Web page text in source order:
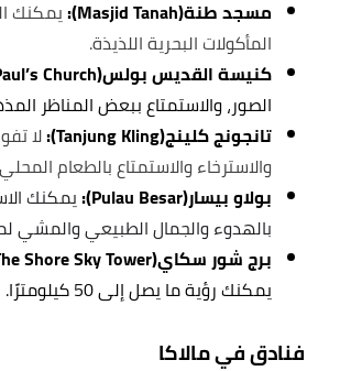
مسجد طنة(Masjid Tanah):
يمكنك
المأكولات البحرية اللذيذة.
كنيسة القديس بولس(St. Paul’s Church):
الصور، والاستمتاع ببعض المناظر
تانجونج كلينج(Tanjung Kling):
لا
والاسترخاء والاستمتاع بالطعام
بولاو بيسار(Pulau Besar):
يمكنك
بالهدوء والجمال الطبيعي والمشي
برج شور سكاي(The Shore Sky Tower):
يمكنك رؤية ما يصل إلى 50 كيلومترًا.
فنادق في مالاكا